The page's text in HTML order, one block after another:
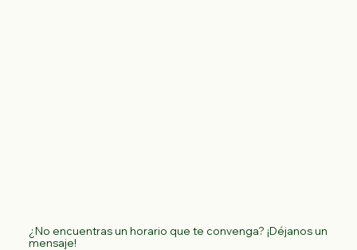
¿No encuentras un horario que te convenga? ¡Déjanos un
mensaje!